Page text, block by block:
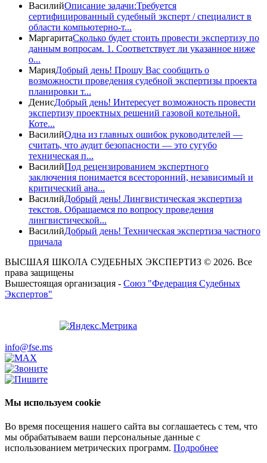
ВасилийОписание задачи:Требуется
сертифицированный судебный эксперт / специалист в
области компьютерно-т...
МаргаритаСколько будет стоить провести экспертизу по
данным вопросам. 1. Соответствует ли указанное ниже
о...
МарияДобрый день! Прошу Вас сообщить о
возможности проведения судебной экспертизы проекта
планировки т...
ДенисДобрый день! Интересует возможность провести
экспертизу проектных решений газовой котельной.
Коте...
ВасилийОдна из главных ошибок руководителей —
считать, что аудит безопасности — это сугубо
техническая п...
ВасилийПод рецензированием экспертного
заключения понимается всесторонний, независимый и
критический ана...
ВасилийДобрый день! Лингвистическая экспертиза
текстов. Обращаемся по вопросу проведения
лингвистической...
ВасилийДобрый день! Техническая экспертиза частного
причала
ВЫСШАЯ ШКОЛА СУДЕБНЫХ ЭКСПЕРТИЗ © 2026. Все
права защищены
Вышестоящая организация - Союз "Федерация Судебных
Экспертов"
info@fse.ms
Мы используем cookie
Во время посещения нашего сайта вы соглашаетесь с тем, что
мы обрабатываем ваши персональные данные с
использованием метрических программ. Подробнее